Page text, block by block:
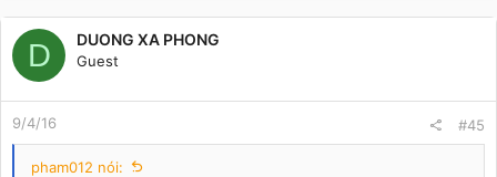
D DUONG XA PHONG
Guest
9/4/16 #45
pham012 nói: